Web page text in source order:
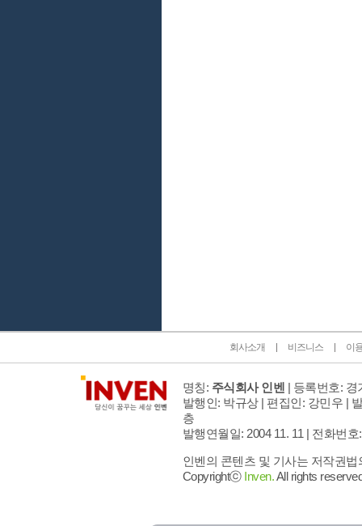
회사소개 비즈니스 이
명칭: 주식회사 인벤 | 등록번호: 경
발행인: 박규상 | 편집인: 강민우 |
층
발행연월일: 2004 11. 11 | 전화번호
인벤의 콘텐츠 및 기사는 저작권
Copyrightⓒ Inven.All rights